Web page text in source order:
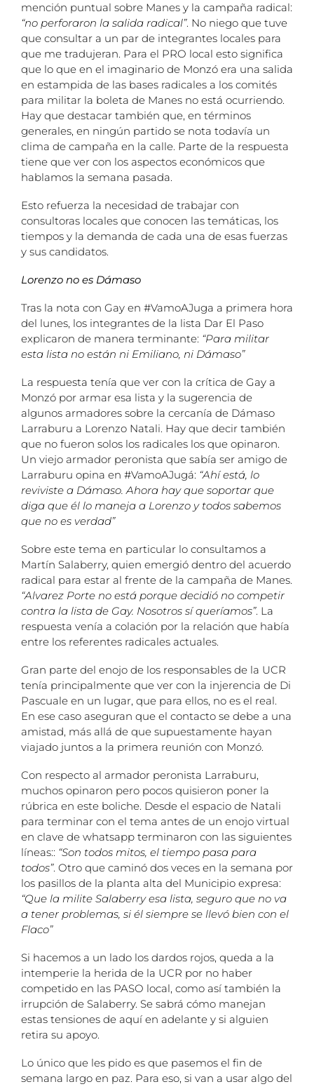
mención puntual sobre Manes y la campaña radical:
“no perforaron la salida radical”. No niego que tuve
que consultar a un par de integrantes locales para
que me tradujeran. Para el PRO local esto significa
que lo que en el imaginario de Monzó era una salida
en estampida de las bases radicales a los comités
para militar la boleta de Manes no está ocurriendo.
Hay que destacar también que, en términos
generales, en ningún partido se nota todavía un
clima de campaña en la calle. Parte de la respuesta
tiene que ver con los aspectos económicos que
hablamos la semana pasada.
Esto refuerza la necesidad de trabajar con
consultoras locales que conocen las temáticas, los
tiempos y la demanda de cada una de esas fuerzas
y sus candidatos.
Lorenzo no es Dámaso
Tras la nota con Gay en #VamoAJuga a primera hora
del lunes, los integrantes de la lista Dar El Paso
explicaron de manera terminante: “Para militar
esta lista no están ni Emiliano, ni Dámaso”
La respuesta tenía que ver con la crítica de Gay a
Monzó por armar esa lista y la sugerencia de
algunos armadores sobre la cercanía de Dámaso
Larraburu a Lorenzo Natali. Hay que decir también
que no fueron solos los radicales los que opinaron.
Un viejo armador peronista que sabía ser amigo de
Larraburu opina en #VamoAJugá: “Ahí está, lo
reviviste a Dámaso. Ahora hay que soportar que
diga que él lo maneja a Lorenzo y todos sabemos
que no es verdad”
Sobre este tema en particular lo consultamos a
Martín Salaberry, quien emergió dentro del acuerdo
radical para estar al frente de la campaña de Manes.
“Alvarez Porte no está porque decidió no competir
contra la lista de Gay. Nosotros sí queríamos”. La
respuesta venía a colación por la relación que había
entre los referentes radicales actuales.
Gran parte del enojo de los responsables de la UCR
tenía principalmente que ver con la injerencia de Di
Pascuale en un lugar, que para ellos, no es el real.
En ese caso aseguran que el contacto se debe a una
amistad, más allá de que supuestamente hayan
viajado juntos a la primera reunión con Monzó.
Con respecto al armador peronista Larraburu,
muchos opinaron pero pocos quisieron poner la
rúbrica en este boliche. Desde el espacio de Natali
para terminar con el tema antes de un enojo virtual
en clave de whatsapp terminaron con las siguientes
líneas:: “Son todos mitos, el tiempo pasa para
todos”. Otro que caminó dos veces en la semana por
los pasillos de la planta alta del Municipio expresa:
“Que la milite Salaberry esa lista, seguro que no va
a tener problemas, si él siempre se llevó bien con el
Flaco”
Si hacemos a un lado los dardos rojos, queda a la
intemperie la herida de la UCR por no haber
competido en las PASO local, como así también la
irrupción de Salaberry. Se sabrá cómo manejan
estas tensiones de aquí en adelante y si alguien
retira su apoyo.
Lo único que les pido es que pasemos el fin de
semana largo en paz. Para eso, si van a usar algo del